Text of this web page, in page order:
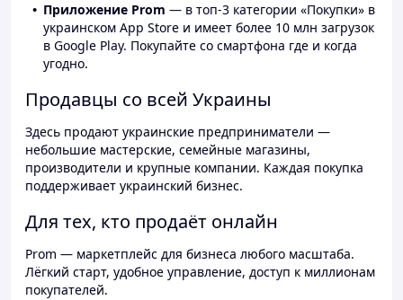
Приложение Prom — в топ-3 категории «Покупки» в
украинском App Store и имеет более 10 млн загрузок
в Google Play. Покупайте со смартфона где и когда
угодно.
Продавцы со всей Украины
Здесь продают украинские предприниматели —
небольшие мастерские, семейные магазины,
производители и крупные компании. Каждая покупка
поддерживает украинский бизнес.
Для тех, кто продаёт онлайн
Prom — маркетплейс для бизнеса любого масштаба.
Лёгкий старт, удобное управление, доступ к миллионам
покупателей.